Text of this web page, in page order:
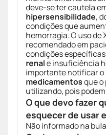
deve-se ter cautela
hipersensibilidade,
condições que
hemorragia. O uso de
recomendado em
condições
renale insuficiência
importante notificar o
medicamentosque
utilizando, pois
O que devo fazer
esquecer de usar
Não informado na